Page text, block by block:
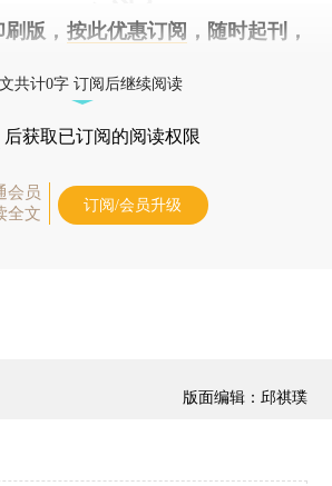
版， 按此优惠订阅 ，随时起刊，
共计0字 订阅后继续阅读
后获取已订阅的阅读权限
会员
全文
订阅/会员升级
版面编辑：邱祺璞